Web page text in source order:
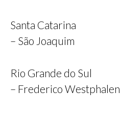
Santa Catarina
– São Joaquim
Rio Grande do Sul
– Frederico Westphalen